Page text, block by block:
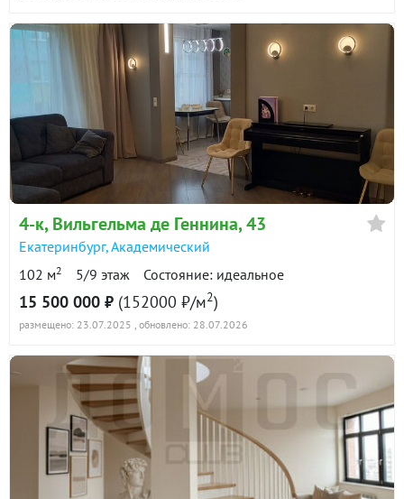
4-к, Вильгельма де Геннина, 43
Екатеринбург,Академический
102 м2 5/9 этаж Состояние: идеальное
15 500 000 ₽ (152000 ₽/м2)
размещено: 23.07.2025 , обновлено: 28.07.2026